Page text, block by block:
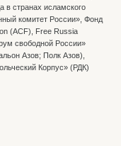
странах исламского
комитет России», Фонд
(ACF), Free Russia
свободной России»
Азов; Полк Азов),
Корпус» (РДК)